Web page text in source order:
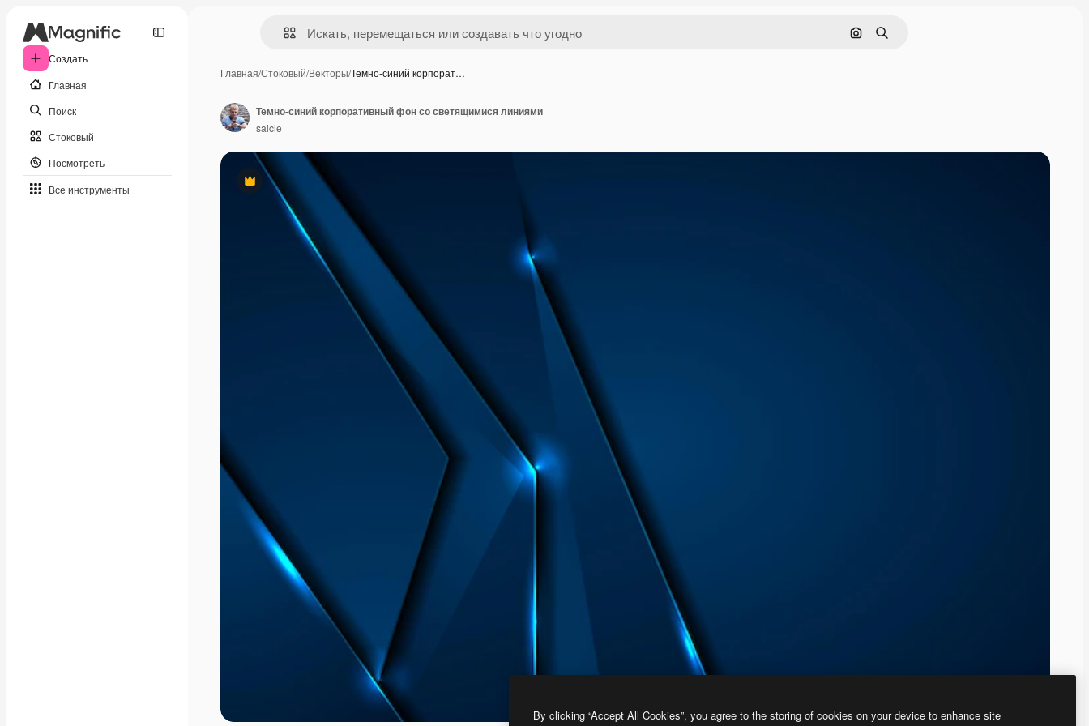
Создать
Главная
Поиск
Стоковый
Посмотреть
Все инструменты
Поиск по изображению
Поиск
Главная/Стоковый/Векторы/Темно-синий корпорат…
Премиум
Темно-синий корпоративный фон со светящимися линиями
saicle
By clicking “Accept All Cookies”, you agree to the storing of cookies on your device to enhance site